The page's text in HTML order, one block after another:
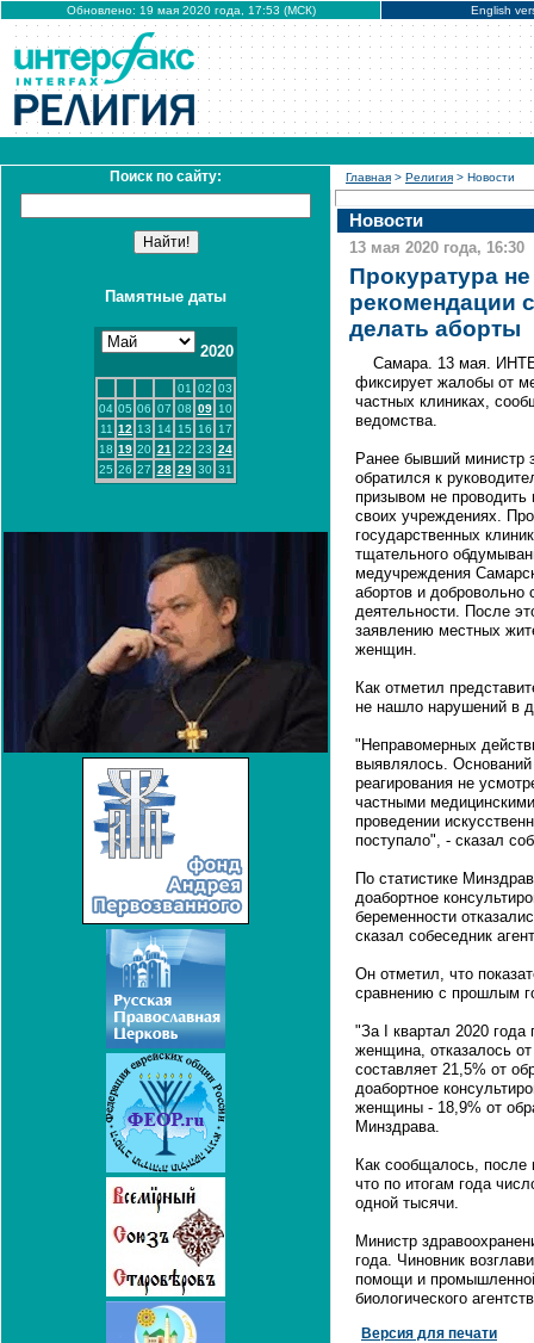
Обновлено: 19 мая 2020 года, 17:53 (МСК) English
Поиск по сайту:
Памятные даты
2020
01 02 03
04 05 06 07 08 09 10
11 12 13 14 15 16
17
18 19 20 21 22 23 24
25 26 27 28 29 30 31
Главная > Религия > Новости
Новости
13 мая 2020 года, 16:30
Прокуратура
рекомендации
делать аборты
Самара. 13 мая.
фиксирует жалобы от
частных клиниках,
ведомства.
Ранее бывший министр
обратился к
призывом не проводить
своих учреждениях.
государственных
тщательного
медучреждения
абортов и
деятельности. После
заявлению местных
женщин.
Как отметил
не нашло нарушений в
"Неправомерных
выявлялось. Оснований
реагирования не
частными
проведении
поступало", - сказал
По статистике
доабортное
беременности
сказал собеседник
Он отметил, что
сравнению с прошлым
"За I квартал 2020 года
женщина, отказалось
составляет 21,5% от
доабортное
женщины - 18,9% от
Минздрава.
Как сообщалось,
что по итогам года
одной тысячи.
Министр
года. Чиновник
помощи и
биологического
Версия для печати